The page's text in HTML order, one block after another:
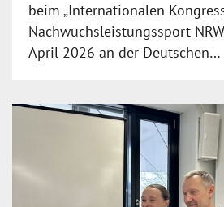
beim „Internationalen
Nachwuchsleistungssport
April 2026 an der Deutschen…